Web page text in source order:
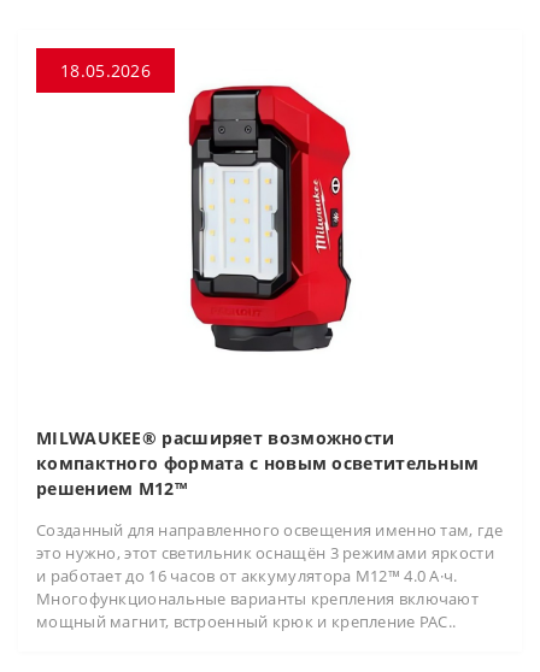
18.05.2026
MILWAUKEE® расширяет возможности
компактного формата с новым осветительным
решением M12™
Созданный для направленного освещения именно там, где
это нужно, этот светильник оснащён 3 режимами яркости
и работает до 16 часов от аккумулятора M12™ 4.0 А·ч.
Многофункциональные варианты крепления включают
мощный магнит, встроенный крюк и крепление PAC..